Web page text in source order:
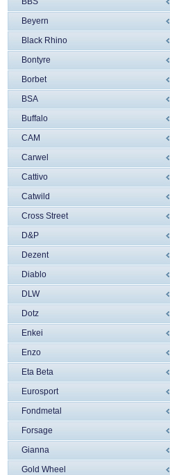
Beyern
Black Rhino
Bontyre
Borbet
BSA
Buffalo
CAM
Carwel
Cattivo
Catwild
Cross Street
D&P
Dezent
Diablo
DLW
Dotz
Enkei
Enzo
Eta Beta
Eurosport
Fondmetal
Forsage
Gianna
Gold Wheel